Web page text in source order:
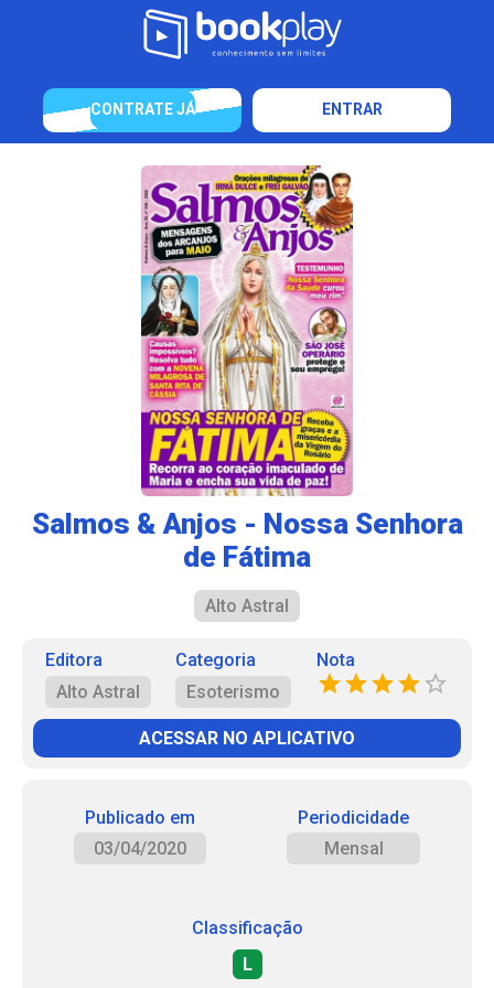
CONTRATE JÁ ENTRAR
Salmos & Anjos - Nossa Senhora
de Fátima
Alto Astral
Editora
Alto Astral
Categoria
Esoterismo
Nota
ACESSAR NO APLICATIVO
Publicado em
03/04/2020
Periodicidade
Mensal
Classificação
L